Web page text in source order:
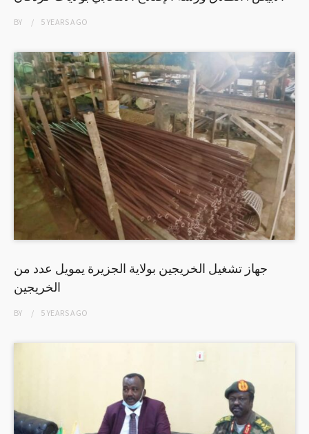
BY 5 YEARSAGO
جهاز تشغيل الخريجين بولاية الجزيرة يمويل عدد من
الخريجين
BY 5 YEARSAGO